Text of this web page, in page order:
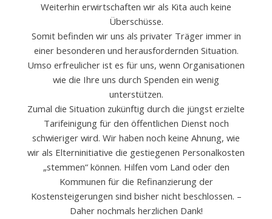
Weiterhin erwirtschaften wir als Kita auch keine
Überschüsse.
Somit befinden wir uns als privater Träger immer in
einer besonderen und herausfordernden Situation.
Umso erfreulicher ist es für uns, wenn Organisationen
wie die Ihre uns durch Spenden ein wenig
unterstützen.
Zumal die Situation zukünftig durch die jüngst erzielte
Tarifeinigung für den öffentlichen Dienst noch
schwieriger wird. Wir haben noch keine Ahnung, wie
wir als Elterninitiative die gestiegenen Personalkosten
„stemmen“ können. Hilfen vom Land oder den
Kommunen für die Refinanzierung der
Kostensteigerungen sind bisher nicht beschlossen. –
Daher nochmals herzlichen Dank!